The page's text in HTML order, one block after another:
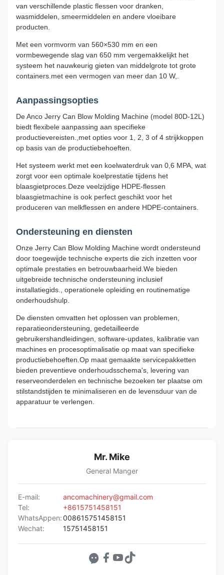
van verschillende plastic flessen voor dranken,
wasmiddelen, smeermiddelen en andere vloeibare
producten.
Met een vormvorm van 560×530 mm en een
vormbewegende slag van 650 mm vergemakkelijkt het
systeem het nauwkeurig gieten van middelgrote tot grote
containers.met een vermogen van meer dan 10 W,.
Aanpassingsopties
De Anco Jerry Can Blow Molding Machine (model 80D-12L)
biedt flexibele aanpassing aan specifieke
productievereisten.,met opties voor 1, 2, 3 of 4 strijkkoppen
op basis van de productiebehoeften.
Het systeem werkt met een koelwaterdruk van 0,6 MPA, wat
zorgt voor een optimale koelprestatie tijdens het
blaasgietproces.Deze veelzijdige HDPE-flessen
blaasgietmachine is ook perfect geschikt voor het
produceren van melkflessen en andere HDPE-containers.
Ondersteuning en diensten
Onze Jerry Can Blow Molding Machine wordt ondersteund
door toegewijde technische experts die zich inzetten voor
optimale prestaties en betrouwbaarheid.We bieden
uitgebreide technische ondersteuning inclusief
installatiegids., operationele opleiding en routinematige
onderhoudshulp.
De diensten omvatten het oplossen van problemen,
reparatieondersteuning, gedetailleerde
gebruikershandleidingen, software-updates, kalibratie van
machines en procesoptimalisatie op maat van specifieke
productiebehoeften.Op maat gemaakte servicepakketten
bieden preventieve onderhoudsschema's, levering van
reserveonderdelen en technische bezoeken ter plaatse om
stilstandstijden te minimaliseren en de levensduur van de
apparatuur te verlengen.
Mr. Mike
General Manger
E-mail:
ancomachinery@gmail.com
Tel:
+8615751458151
WhatsAppen:008615751458151
Wechat:
15751458151